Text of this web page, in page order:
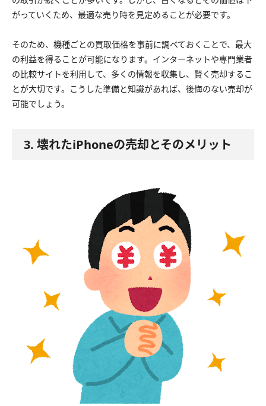
がっていくため、最適な売り時を見定めることが必要です。
そのため、機種ごとの買取価格を事前に調べておくことで、最大
の利益を得ることが可能になります。インターネットや専門業者
の比較サイトを利用して、多くの情報を収集し、賢く売却するこ
とが大切です。こうした準備と知識があれば、後悔のない売却が
可能でしょう。
3. 壊れたiPhoneの売却とそのメリット